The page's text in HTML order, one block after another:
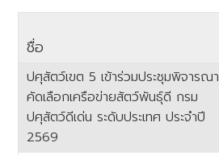
ชื่อ
ปศุสัตว์เขต 5 เข้าร่วมประชุมพิจารณา
คัดเลือกเครือข่ายสัตว์พันธุ์ดี กรม
ปศุสัตว์ดีเด่น ระดับประเทศ ประจำปี
2569